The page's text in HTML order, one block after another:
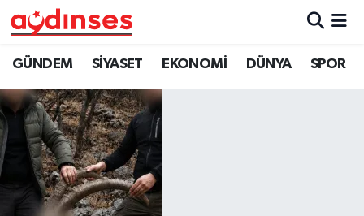
GÜNDEM SİYASET EKONOMİ DÜNYA SPOR
GÜNDEM
SİYASET
EKONOMİ
DÜNYA
Nöbetçi Eczaneler
Hava Durumu
Aydin Namaz Vakitleri
Trafik Durumu